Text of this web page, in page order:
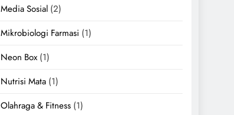
Media Sosial (2)
Mikrobiologi Farmasi (1)
Neon Box (1)
Nutrisi Mata (1)
Olahraga & Fitness (1)